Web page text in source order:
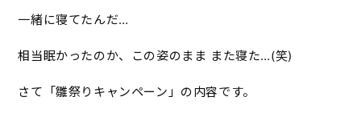
一緒に寝てたんだ…
相当眠かったのか、この姿のまま また寝た…(笑)
さて「雛祭りキャンペーン」の内容です。